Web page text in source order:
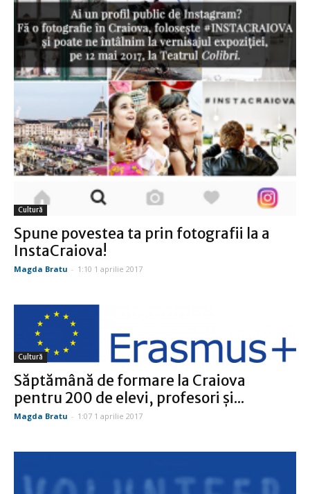
Cultură
Spune povestea ta prin fotografii la a
InstaCraiova!
Magda Bratu - 1:10 1 aprilie 2017
Cultură
Săptămână de formare la Craiova
pentru 200 de elevi, profesori şi...
Magda Bratu - 1:07 1 aprilie 2017